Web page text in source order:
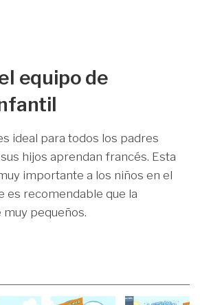
equipo de
ideal para todos los padres
hijos aprendan francés. Esta
importante a los niños en el
es recomendable que la
pequeños.